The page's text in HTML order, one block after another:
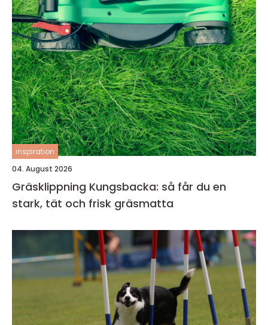
inspiration
04. August 2026
Gräsklippning Kungsbacka: så får du en
stark, tät och frisk gräsmatta